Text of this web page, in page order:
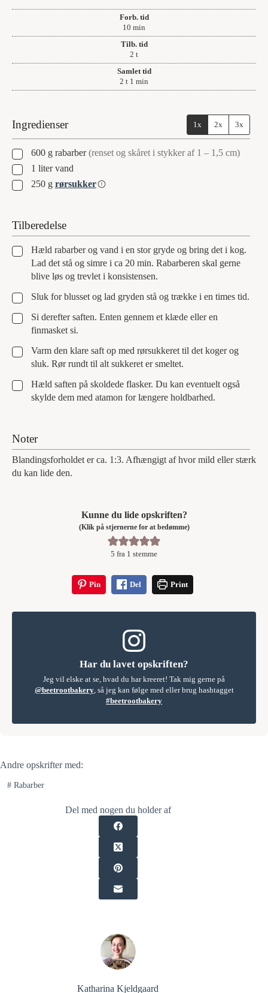
Forb. tid
10 minutter
min
Tilb. tid
2 timer
t
Samlet tid
2 timer
t 1 minut
min
Ingredienser 1x 2x 3x
▢
600 g rabarber (renset og skåret i stykker af 1 – 1,5 cm)
▢1 liter vand
▢
250 g rørsukker
Tilberedelse
▢
Hæld rabarber og vand i en stor gryde og bring det i kog.
Lad det stå og simre i ca 20 min. Rabarberen skal gerne
blive løs og trevlet i konsistensen.
▢
Sluk for blusset og lad gryden stå og trække i en times tid.
▢
Si derefter saften. Enten gennem et klæde eller en
finmasket si.
▢
Varm den klare saft op med rørsukkeret til det koger og
sluk. Rør rundt til alt sukkeret er smeltet.
▢
Hæld saften på skoldede flasker. Du kan eventuelt også
skylde dem med atamon for længere holdbarhed.
Noter
Blandingsforholdet er ca. 1:3. Afhængigt af hvor mild eller stærk
du kan lide den.
Kunne du lide opskriften?
(Klik på stjernerne for at bedømme)
5 fra 1 stemme
Pin Del Print
Har du lavet opskriften?
Jeg vil elske at se, hvad du har kreeret! Tak mig gerne på
@beetrootbakery, så jeg kan følge med eller brug hashtagget
#beetrootbakery
Andre opskrifter med:
#Rabarber
Del med nogen du holder af
Katharina Kjeldgaard